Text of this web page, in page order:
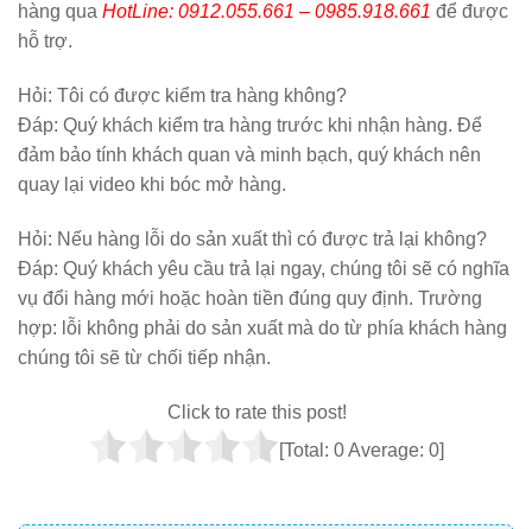
hàng qua HotLine: 0912.055.661 – 0985.918.661 để được
hỗ trợ.
Hỏi: Tôi có được kiểm tra hàng không?
Đáp: Quý khách kiểm tra hàng trước khi nhận hàng. Để
đảm bảo tính khách quan và minh bạch, quý khách nên
quay lại video khi bóc mở hàng.
Hỏi: Nếu hàng lỗi do sản xuất thì có được trả lại không?
Đáp: Quý khách yêu cầu trả lại ngay, chúng tôi sẽ có nghĩa
vụ đổi hàng mới hoặc hoàn tiền đúng quy định. Trường
hợp: lỗi không phải do sản xuất mà do từ phía khách hàng
chúng tôi sẽ từ chối tiếp nhận.
Click to rate this post!
[Total: 0Average: 0]